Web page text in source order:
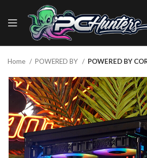
Home POWERED BY POWERED BY